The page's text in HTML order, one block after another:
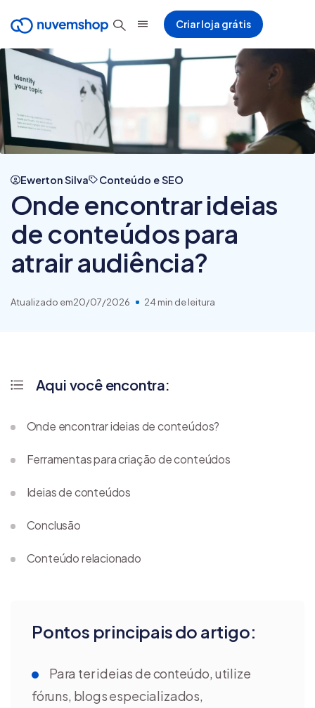
Criar loja grátis
Ewerton Silva Conteúdo e SEO
Onde encontrar ideias
de conteúdos para
atrair audiência?
Atualizado em20/07/2026 24 min de leitura
Pontos principais do artigo:
Para ter ideias de conteúdo, utilize
fóruns, blogs especializados,
Aqui você encontra:
Onde encontrar ideias de conteúdos?
Ferramentas para criação de conteúdos
Ideias de conteúdos
Conclusão
Conteúdo relacionado